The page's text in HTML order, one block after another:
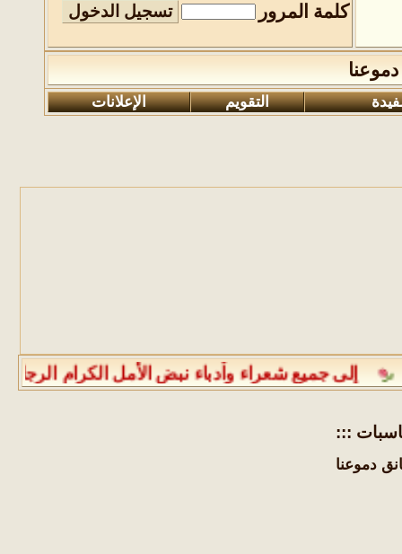
كلمة المرور
التقويم الإعلانات
:::